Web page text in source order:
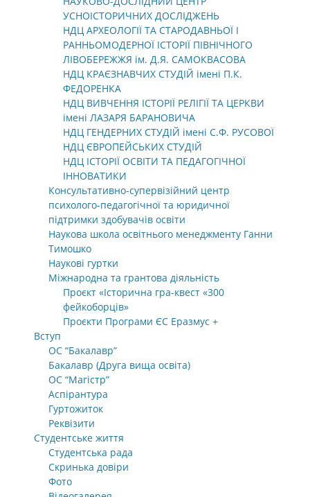
УСНОІСТОРИЧНИХ ДОСЛІДЖЕНЬ
НДЦ АРХЕОЛОГІЇ ТА СТАРОДАВНЬОЇ І
РАННЬОМОДЕРНОЇ ІСТОРІЇ ПІВНІЧНОГО
ЛІВОБЕРЕЖЖЯ ім. Д.Я. САМОКВАСОВА
НДЦ КРАЄЗНАВЧИХ СТУДІЙ імені П.К.
ФЕДОРЕНКА
НДЦ ВИВЧЕННЯ ІСТОРІЇ РЕЛІГІЇ ТА ЦЕРКВИ
імені ЛАЗАРЯ БАРАНОВИЧА
НДЦ ГЕНДЕРНИХ СТУДІЙ імені С.Ф. РУСОВОЇ
НДЦ ЄВРОПЕЙСЬКИХ СТУДІЙ
НДЦ ІСТОРІЇ ОСВІТИ ТА ПЕДАГОГІЧНОЇ
ІННОВАТИКИ
Консультативно-супервізійний центр
психолого-педагогічної та юридичної
підтримки здобувачів освіти
Наукова школа освітнього менеджменту Ганни
Тимошко
Наукові гуртки
Міжнародна та грантова діяльність
Проєкт «Історична гра-квест «300
фейкоборців»
Проєкти Програми ЄС Еразмус +
Вступ
ОС “Бакалавр”
Бакалавр (Друга вища освіта)
ОС “Магістр”
Аспірантура
Гуртожиток
Реквізити
Студентське життя
Студентська рада
Скринька довіри
Фото